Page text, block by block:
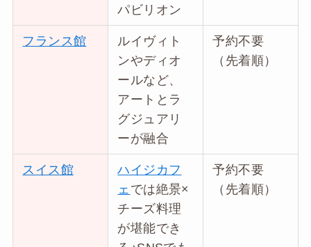
パビリオン
フランス館
ルイヴィト
ンやディオ
ールなど、
アートとラ
グジュアリ
ーが融合
予約不要
（先着順）
スイス館
ハイジカフ
ェ では絶景×
チーズ料理
が堪能でき
予約不要
（先着順）